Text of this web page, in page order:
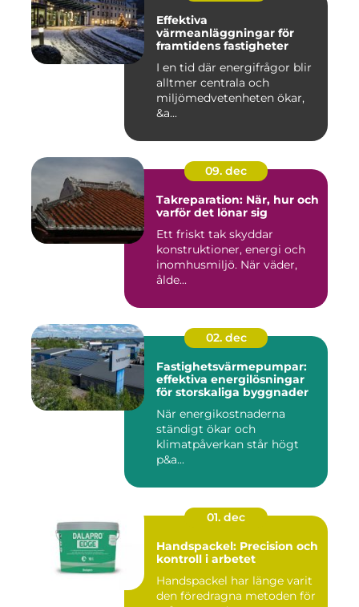
Effektiva
värmeanläggningar för
framtidens fastigheter
I en tid där energifrågor blir
alltmer centrala och
miljömedvetenheten ökar,
&a...
09. dec
Takreparation: När, hur och
varför det lönar sig
Ett friskt tak skyddar
konstruktioner, energi och
inomhusmiljö. När väder,
ålde...
02. dec
Fastighetsvärmepumpar:
effektiva energilösningar
för storskaliga byggnader
När energikostnaderna
ständigt ökar och
klimatpåverkan står högt
p&a...
01. dec
Handspackel: Precision och
kontroll i arbetet
Handspackel har länge varit
den föredragna metoden för